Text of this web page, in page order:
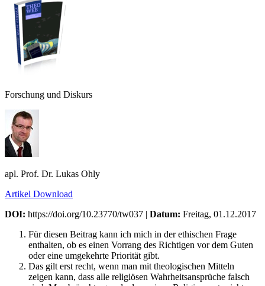
Forschung und Diskurs
apl. Prof. Dr. Lukas Ohly
Artikel Download
DOI: https://doi.org/10.23770/tw037 | Datum: Freitag, 01.12.2017
Für diesen Beitrag kann ich mich in der ethischen Frage
enthalten, ob es einen Vorrang des Richtigen vor dem Guten
oder eine umgekehrte Priorität gibt.
Das gilt erst recht, wenn man mit theologischen Mitteln
zeigen kann, dass alle religiösen Wahrheitsansprüche falsch